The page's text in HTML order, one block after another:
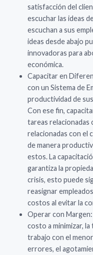
satisfacción del
escuchar las ideas
escuchan a sus
ideas desde abajo
innovadoras para
económica.
Capacitar en
con un Sistema de
productividad de
Con ese fin,
tareas relacionadas
relacionadas con el
de manera
estos. La
garantiza la
crisis, esto puede
reasignar
costos al evitar la
Operar con
costo a minimizar,
trabajo con el
errores, el